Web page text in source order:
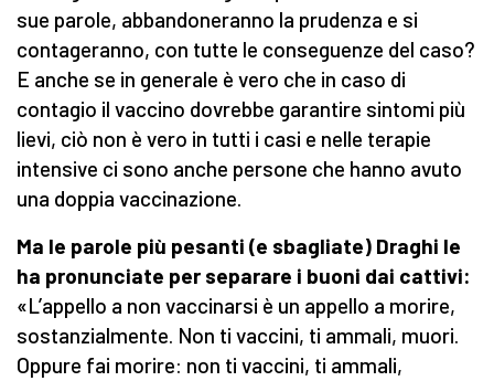
sue parole, abbandoneranno la prudenza e si
contageranno, con tutte le conseguenze del caso?
E anche se in generale è vero che in caso di
contagio il vaccino dovrebbe garantire sintomi più
lievi, ciò non è vero in tutti i casi e nelle terapie
intensive ci sono anche persone che hanno avuto
una doppia vaccinazione.
Ma le parole più pesanti (e sbagliate) Draghi le
ha pronunciate per separare i buoni dai cattivi:
«L’appello a non vaccinarsi è un appello a morire,
sostanzialmente. Non ti vaccini, ti ammali, muori.
Oppure fai morire: non ti vaccini, ti ammali,